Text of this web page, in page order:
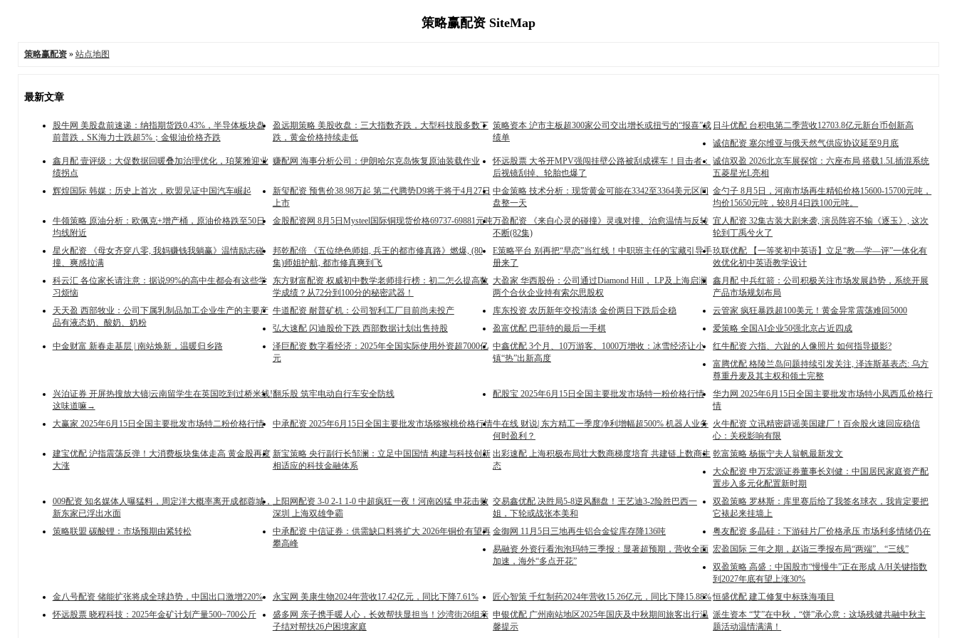
策略赢配资 SiteMap
策略赢配资» 站点地图
最新文章
股牛网 美股盘前速递：纳指期货跌0.43%，半导体板块盘
前普跌，SK海力士跌超5%；金银油价格齐跌
盈远期策略 美股收盘：三大指数齐跌，大型科技股多数下
跌，黄金价格持续走低
策略资本 沪市主板超300家公司交出增长或扭亏的“报喜”成
绩单
日斗优配 台积电第二季营收12703.8亿元新台币创新高
诚信配资 塞尔维亚与俄天然气供应协议延至9月底
鑫月配 壹评级：大促数据回暖叠加治理优化，珀莱雅迎业
绩拐点
赚配网 海事分析公司：伊朗哈尔克岛恢复原油装载作业
怀远股票 大爷开MPV强闯挂壁公路被刮成裸车！目击者：
后视镜刮掉、轮胎也爆了
诚信双盈 2026北京车展探馆：六座布局 搭载1.5L插混系统
五菱星光L亮相
辉煌国际 韩媒：历史上首次，欧盟见证中国汽车崛起
新玺配资 预售价38.98万起 第二代腾势D9将于将于4月27日
上市
中金策略 技术分析：现货黄金可能在3342至3364美元区间
盘整一天
金勺子 8月5日，河南市场再生精铅价格15600-15700元吨，
均价15650元吨，较8月4日跌100元吨。
牛领策略 原油分析：欧佩克+增产桶，原油价格跌至50日
均线附近
金股配资网 8月5日Mysteel国际铜现货价格69737-69881元吨万盈配资 《来自心灵的碰撞》灵魂对撞、治愈温情与反转
不断(82集)
宜人配资 32集古装大剧来袭, 演员阵容不输《逐玉》, 这次
轮到丁禹兮火了
星火配资 《母女齐穿八零, 我妈赚钱我躺赢》温情励志碰
撞、爽感拉满
邦乾配倍 《五位绝色师姐, 兵王的都市修真路》燃爆, (80
集)师姐护航, 都市修真爽到飞
E策略平台 别再把“早恋”当红线！中职班主任的宝藏引导手
册来了
玖联优配 【一等奖初中英语】立足“教—学—评”一体化有
效优化初中英语教学设计
科云汇 各位家长请注意：据说99%的高中生都会有这些学
习烦恼
东方财富配资 权威初中数学老师排行榜：初二怎么提高数
学成绩？从72分到100分的秘密武器！
大盈家 华西股份：公司通过Diamond Hill， LP及上海启澜
两个合伙企业持有索尔思股权
鑫月配 中兵红箭：公司积极关注市场发展趋势，系统开展
产品市场规划布局
天天盈 西部牧业：公司下属乳制品加工企业生产的主要产
品有液态奶、酸奶、奶粉
牛道配资 耐普矿机：公司智利工厂目前尚未投产 库东投资 农历新年交投清淡 金价两日下跌后企稳
云管家 疯狂暴跌超100美元！黄金异常震荡难回5000
弘大速配 闪迪股价下跌 西部数据计划出售持股
盈富优配 巴菲特的最后一手棋
爱策略 全国AI企业50强北京占近四成
中金财富 新春走基层 | 南站焕新，温暖归乡路
泽巨配资 数字看经济：2025年全国实际使用外资超7000亿
元
中鑫优配 3个月、10万游客、1000万增收：冰雪经济让小
镇“热”出新高度
红牛配资 六指、六趾的人像照片 如何指导摄影?
富腾优配 格陵兰岛问题持续引发关注, 泽连斯基表态: 乌方
尊重丹麦及其主权和领土完整
兴泊证券 开屏热搜放大镜|云南留学生在英国吃到过桥米线!
这味道嘛→
翻乐股 筑牢电动自行车安全防线 配股宝 2025年6月15日全国主要批发市场特一粉价格行情
华力网 2025年6月15日全国主要批发市场特小凤西瓜价格行
情
大赢家 2025年6月15日全国主要批发市场特二粉价格行情
中承配资 2025年6月15日全国主要批发市场猕猴桃价格行情牛在线 财说| 东方精工一季度净利增幅超500% 机器人业务
何时盈利？
火牛配资 立讯精密辟谣美国建厂！百余股火速回应稳信
心：关税影响有限
建宝优配 沪指震荡反弹！大消费板块集体走高 黄金股再度
大涨
新宝策略 央行副行长邹澜：立足中国国情 构建与科技创新
相适应的科技金融体系
出彩速配 上海积极布局壮大数商梯度培育 共建链上数商生
态
乾富策略 杨振宁夫人翁帆最新发文
大众配资 申万宏源证券董事长刘健：中国居民家庭资产配
置步入多元化配置新时期
009配资 知名媒体人曝猛料，周定洋大概率离开成都蓉城，
新东家已浮出水面
上阳网配资 3-0 2-1 1-0 中超疯狂一夜！河南凶猛 申花击败
深圳 上海双雄争霸
交易鑫优配 决胜局5-8逆风翻盘！王艺迪3-2险胜巴西一
姐，下轮或战张本美和
双盈策略 罗林斯：库里赛后给了我签名球衣，我肯定要把
它裱起来挂墙上
策略联盟 碳酸锂：市场预期由紧转松
中承配资 中信证券：供需缺口料将扩大 2026年铜价有望再
攀高峰
金御网 11月5日三地再生铝合金锭库存降136吨
粤友配资 多晶硅：下游硅片厂价格承压 市场利多情绪仍在
易融资 外资行看泡泡玛特三季报：显著超预期，营收全面
加速，海外“多点开花”
宏盈国际 三年之期，赵诣三季报布局“两端”、“三线”
双盈策略 高盛：中国股市“慢慢牛”正在形成 A/H关键指数
到2027年底有望上涨30%
金八号配资 储能扩张将成全球趋势，中国出口激增220%
永宝网 美康生物2024年营收17.42亿元，同比下降7.61% 匠心智策 千红制药2024年营收15.26亿元，同比下降15.88%恒盛优配 建工修复中标珠海项目
怀远股票 晓程科技：2025年金矿计划产量500~700公斤
盛多网 亲子携手暖人心，长效帮扶显担当！沙湾街26组亲
子结对帮扶26户困境家庭
申银优配 广州南站地区2025年国庆及中秋期间旅客出行温
馨提示
派生资本 “艾”在中秋，“饼”承心意：这场残健共融中秋主
题活动温情满满！